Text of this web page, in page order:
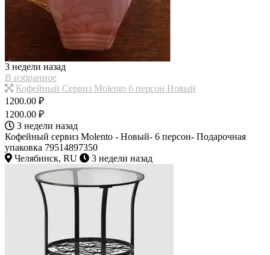
3 недели назад
В избранное
Кофейный Сервиз Molento 6 персон Новый
1200.00 ₽
1200.00 ₽
3 недели назад
Кофейный сервиз Molento - Новый- 6 персон- Подарочная
упаковка 79514897350
Челябинск, RU
3 недели назад